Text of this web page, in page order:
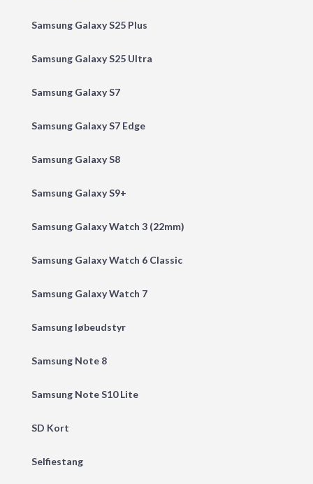
Samsung Galaxy S25 Plus
Samsung Galaxy S25 Ultra
Samsung Galaxy S7
Samsung Galaxy S7 Edge
Samsung Galaxy S8
Samsung Galaxy S9+
Samsung Galaxy Watch 3 (22mm)
Samsung Galaxy Watch 6 Classic
Samsung Galaxy Watch 7
Samsung løbeudstyr
Samsung Note 8
Samsung Note S10 Lite
SD Kort
Selfiestang